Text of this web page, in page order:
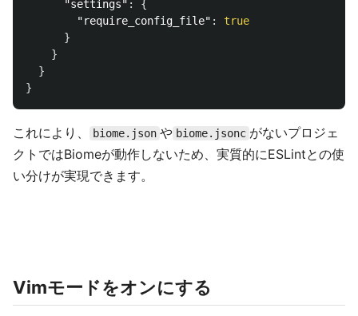
"settings" :
{
"require_config_file" :
true
}
}
}
}
これにより、 biome.json や biome.jsonc がないプロジェ
クトではBiomeが動作しないため、実質的にESLintとの使
い分けが実現できます。
Vimモードをオンにする